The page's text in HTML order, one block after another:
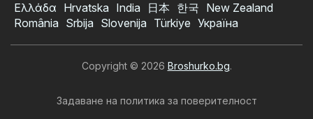
Ελλάδα Hrvatska India 日本 한국 New Zealand
România Srbija Slovenija Türkiye Україна
Copyright © 2026 Broshurko.bg.
Задаване на политика за поверителност